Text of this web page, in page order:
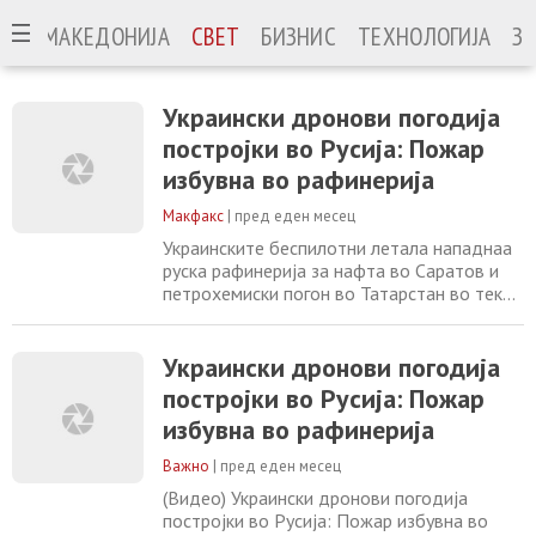
МАКЕДОНИЈА СВЕТ БИЗНИС ТЕХНОЛОГИЈА
Украински дронови погодија
постројки во Русија: Пожар
избувна во рафинерија
Макфакс | пред еден месец
Украинските беспилотни летала нападнаа
руска рафинерија за нафта во Саратов и
петрохемиски погон во Татарстан во текот
руска територија, пишува Kyiv Independent .
Пожар во рафинерија Пожар избувна во
рафинерија за нафта во Саратов како
резултат на напад од украински
Украински дронови погодија
постројки во Русија: Пожар
избувна во рафинерија
Важно | пред еден месец
(Видео) Украински дронови погодија
постројки во Русија: Пожар избувна во